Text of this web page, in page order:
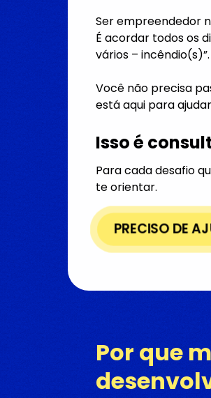
Ser empreendedor
É acordar todos os
vários – incêndio(s)”.
Você não precisa
está aqui para
Isso é
Para cada desafio
te orientar.
PRECISO DE
Por que